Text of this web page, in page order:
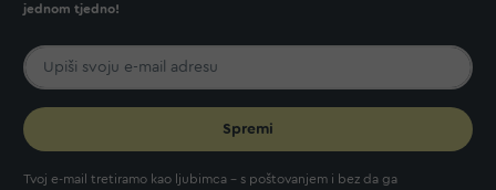
jednom tjedno!
Spremi
Tvoj e-mail tretiramo kao ljubimca - s poštovanjem i bez da ga